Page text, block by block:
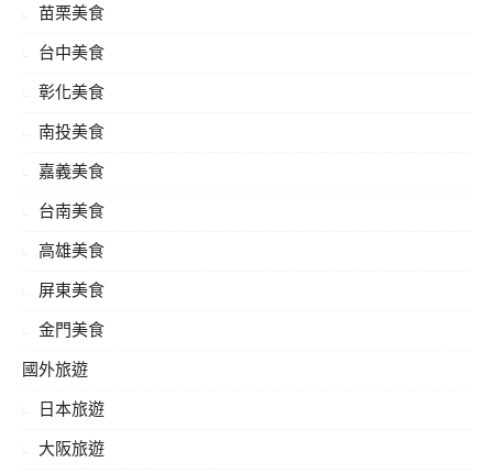
苗栗美食
台中美食
彰化美食
南投美食
嘉義美食
台南美食
高雄美食
屏東美食
金門美食
國外旅遊
日本旅遊
大阪旅遊